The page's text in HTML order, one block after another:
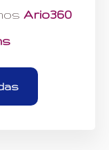
Ario360